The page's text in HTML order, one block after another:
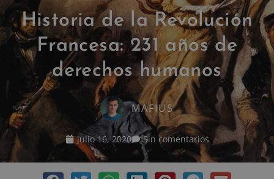
Historia de la Revolución
Francesa: 231 años de
derechos humanos
MAFIUS
julio 16, 2020 Sin comentarios